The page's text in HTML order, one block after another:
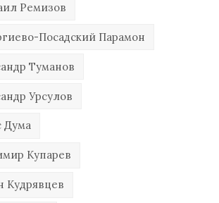
Ремизов
Посадский Парамон
Туманов
Урсулов
Дума
Купарев
Кудрявцев